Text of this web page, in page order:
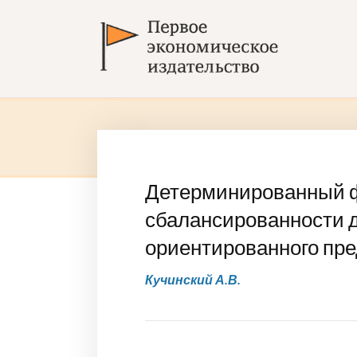
Детерминированный
сбалансированности
ориентированного
Кучинский А.В.